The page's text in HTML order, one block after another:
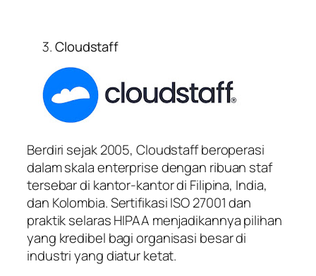
Cloudstaff
Berdiri sejak 2005, Cloudstaff beroperasi
dalam skala enterprise dengan ribuan staf
tersebar di kantor-kantor di Filipina, India,
dan Kolombia. Sertifikasi ISO 27001 dan
praktik selaras HIPAA menjadikannya pilihan
yang kredibel bagi organisasi besar di
industri yang diatur ketat.